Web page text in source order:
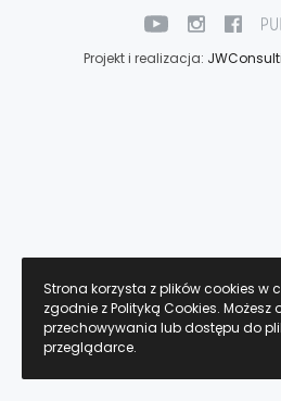
Projekt i realizacja:
Strona korzysta z plików cookies w
zgodnie z Polityką Cookies. Możesz
przechowywania lub dostępu do
przeglądarce.